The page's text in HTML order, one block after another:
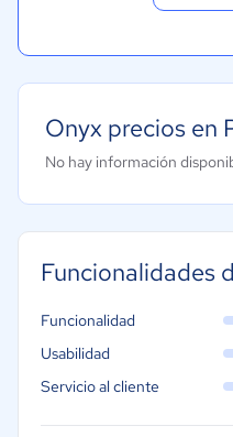
Onyx precios en
No hay información
Funcionalidades
Funcionalidad
Usabilidad
Servicio al cliente